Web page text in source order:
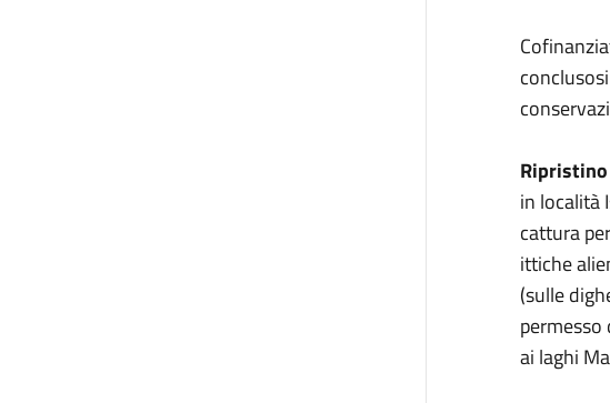
Ripristino
in località
cattura
ittiche
(sulle
permesso
ai laghi